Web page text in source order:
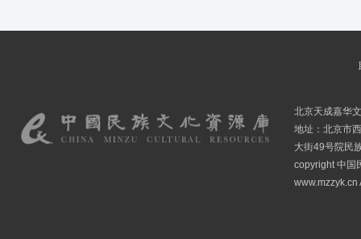
北京天成嘉华
地址：北京市
大街49号院民
copyright 中国